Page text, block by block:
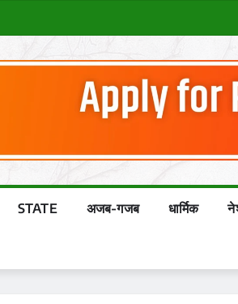
STATE अजब-गजब धार्मिक